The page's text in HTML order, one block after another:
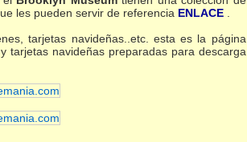
les pueden servir de referencia ENLACE.
tarjetas navideñas..etc. esta es la página
navideñas preparadas para descarga